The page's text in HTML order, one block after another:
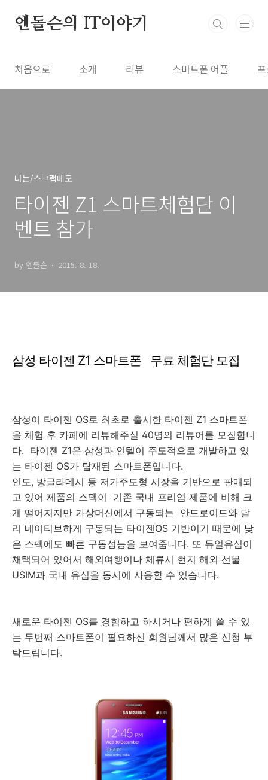
엔돌슨의 IT이야기
처음으로 소개 리뷰 스마트폰 어플
나는/스크랩메모
타이젠 Z1 스마트체험단 이
벤트 참가
by 엔돌슨 2015. 8. 18.
삼성 타이젠 Z1 스마트폰 무료 체험단 모집
삼성이 타이젠 OS로 최초로 출시한 타이젠 Z1 스마트폰
을 체험 후 카페에 리뷰해주실 40명의 리뷰어를 모집합니
다. 타이젠 Z1은 삼성과 인텔이 주도적으로 개발하고 있
는 타이젠 OS가 탑재된 스마트폰입니다.
인도, 방글라데시 등 저가주도형 시장을 기반으로 판매되
고 있어 제품의 스펙이 기존 국내 프리엄 제품에 비해 크
게 떨어지지만 가상머신에서 구동되는 안드로이드와 달
리 네이티브하게 구동되는 타이젠OS 기반이기 때문에 낮
은 스펙에도 빠른 구동성능을 보여줍니다. 또 듀얼유심이
채택되어 있어서 해외여행이나 체류시 현지 해외 선불
USIM과 국내 유심을 동시에 사용할 수 있습니다.
새로운 타이젠 OS를 경험하고 하시거나 편하게 쓸 수 있
는 두번째 스마트폰이 필요하신 회원님께서 많은 신청 부
탁드립니다.